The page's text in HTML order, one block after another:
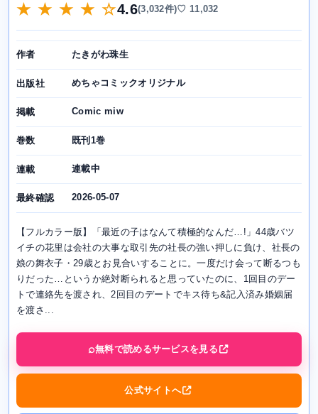
★ ★ ★ ★ ☆4.6(3,032件)♡ 11,032
作者 たきがわ珠生
出版社 めちゃコミックオリジナル
掲載 Comic miw
巻数 既刊1巻
連載 連載中
最終確認 2026-05-07
【フルカラー版】「最近の子はなんて積極的なんだ…!」44歳バツ
イチの花里は会社の大事な取引先の社長の強い押しに負け、社長の
娘の舞衣子・29歳とお見合いすることに。一度だけ会って断るつも
りだった…というか絶対断られると思っていたのに、1回目のデー
トで連絡先を渡され、2回目のデートでキス待ち&記入済み婚姻届
を渡さ...
無料で読めるサービスを見る
公式サイトへ